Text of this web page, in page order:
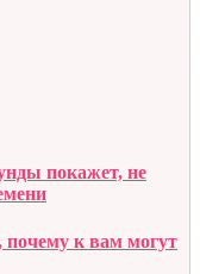
покажет, не
почему к вам могут